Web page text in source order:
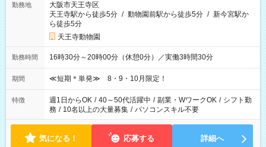
勤務地
大阪市天王寺区
天王寺駅から徒歩5分 / 動物園前駅から徒歩5分 / 新今宮駅か
ら徒歩5分
天王寺動物園
勤務時間 16時30分～20時00分（休憩0分）／実働3時間30分
期間 ≪短期＊単発≫ 8・9・10月限定！
特徴 週1日からOK / 40～50代活躍中 / 副業・WワークOK / シフト勤
務 / 10名以上の大量募集 / パソコンスキル不要
気になる！ 応募する 詳細へ